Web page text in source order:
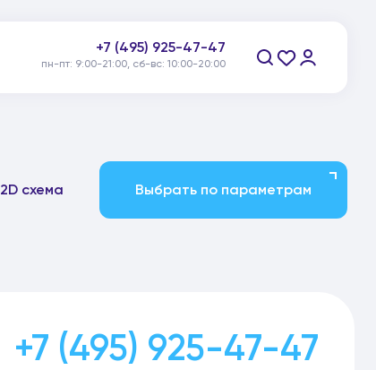
+7 (495) 925-47-47
пн-пт: 9:00-21:00, сб-вс: 10:00-20:00
2D схема Выбрать по параметрам
+7 (495) 925-47-47